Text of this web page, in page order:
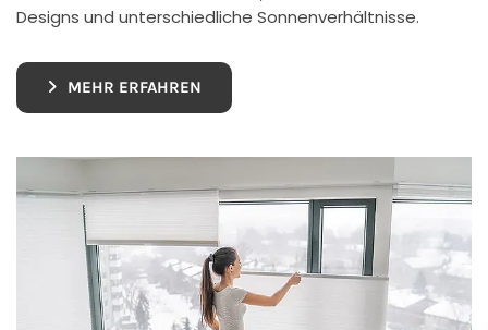
Designs und unterschiedliche Sonnenverhältnisse.
MEHR ERFAHREN